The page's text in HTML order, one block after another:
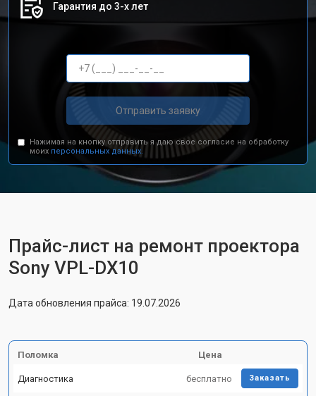
Гарантия до 3-х лет
Отправить заявку
Нажимая на кнопку отправить я даю свое согласие на обработку
моих персональных данных.
Прайс-лист на ремонт проектора
Sony VPL-DX10
Дата обновления прайса: 19.07.2026
Поломка Цена
Диагностика бесплатно Заказать